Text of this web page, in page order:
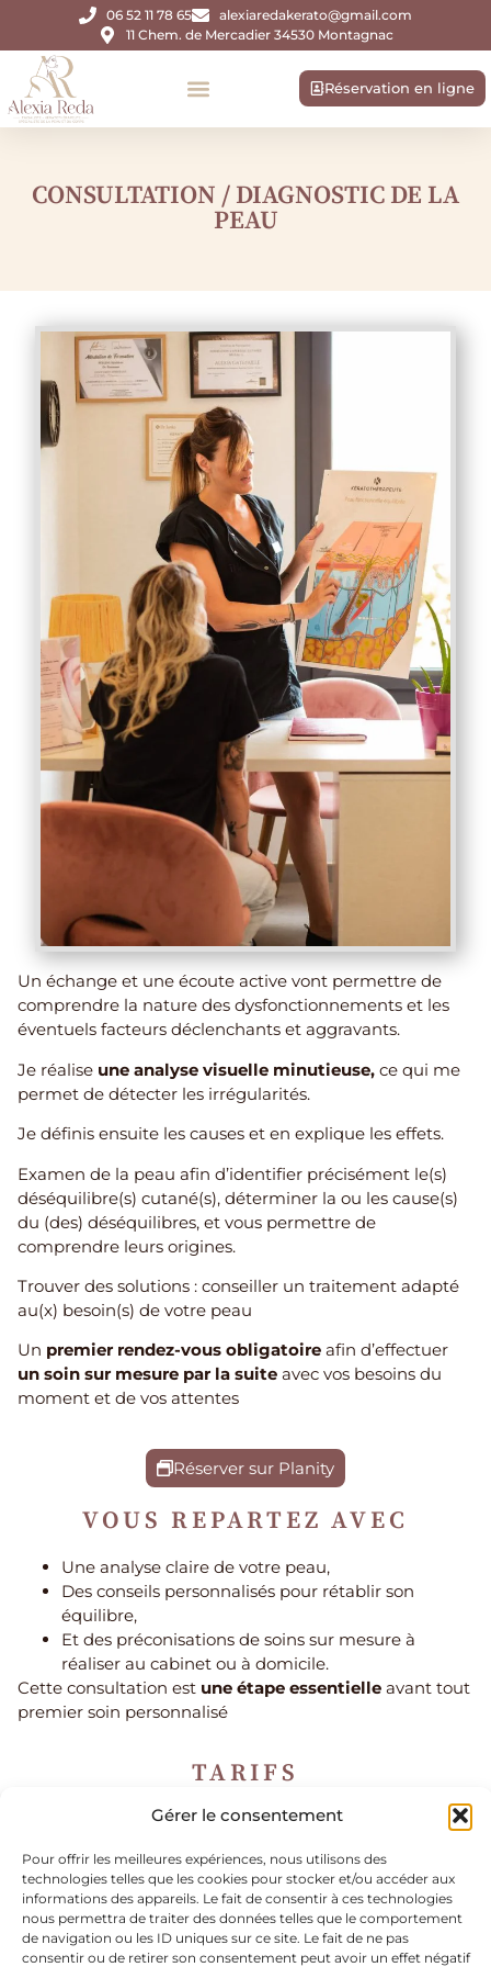
Gérer le consentement
Pour offrir les meilleures expériences, nous utilisons des
technologies telles que les cookies pour stocker et/ou accéder aux
informations des appareils. Le fait de consentir à ces technologies
nous permettra de traiter des données telles que le comportement
de navigation ou les ID uniques sur ce site. Le fait de ne pas
consentir ou de retirer son consentement peut avoir un effet négatif
06 52 11 78 65
alexiaredakerato@gmail.com
11 Chem. de Mercadier 34530 Montagnac
Réservation en ligne
CONSULTATION / DIAGNOSTIC DE LA
PEAU
Un échange et une écoute active vont permettre de
comprendre la nature des dysfonctionnements et les
éventuels facteurs déclenchants et aggravants.
Je réalise une analyse visuelle minutieuse, ce qui me
permet de détecter les irrégularités.
Je définis ensuite les causes et en explique les effets.
Examen de la peau afin d’identifier précisément le(s)
déséquilibre(s) cutané(s), déterminer la ou les cause(s)
du (des) déséquilibres, et vous permettre de
comprendre leurs origines.
Trouver des solutions : conseiller un traitement adapté
au(x) besoin(s) de votre peau
Un premier rendez-vous obligatoire afin d’effectuer
un soin sur mesure par la suite avec vos besoins du
moment et de vos attentes
Réserver sur Planity
VOUS REPARTEZ AVEC
Une analyse claire de votre peau,
Des conseils personnalisés pour rétablir son
équilibre,
Et des préconisations de soins sur mesure à
réaliser au cabinet ou à domicile.
Cette consultation est une étape essentielle avant tout
premier soin personnalisé
TARIFS
Accueil
Nous contacter
06 52 11 78 65
alexiaredakerato@gmail.com
11 Chem. de Mercadier
34530 Montagnac